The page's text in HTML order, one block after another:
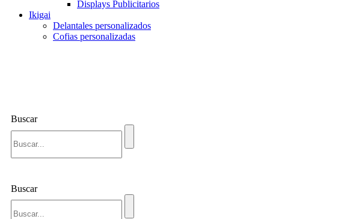
Displays Publicitarios
Ikigai
Delantales personalizados
Cofias personalizadas
Buscar
Buscar